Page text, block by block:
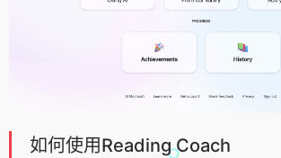
如何使用Reading Coach